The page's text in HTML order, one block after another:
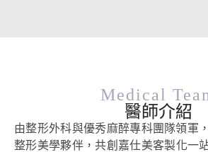
Medical
醫師介紹
由整形外科與優秀麻醉專科團隊領軍
整形美學夥伴，共創嘉仕美客製化一